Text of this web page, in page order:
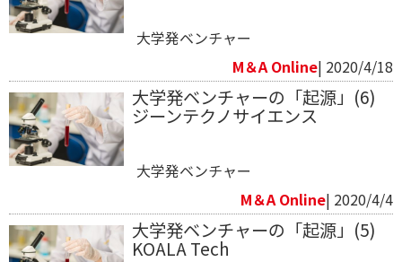
大学発ベンチャー
M＆A Online| 2020/4/18
大学発ベンチャーの「起源」(6)
ジーンテクノサイエンス
大学発ベンチャー
M＆A Online| 2020/4/4
大学発ベンチャーの「起源」(5)
KOALA Tech